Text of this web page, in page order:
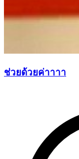
ช่วยด้วยค่าาาา